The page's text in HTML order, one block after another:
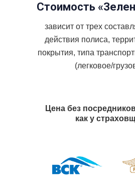
Стоимость
зависит от трех
действия полиса,
покрытия, типа
(легковое/
Цена без
как у